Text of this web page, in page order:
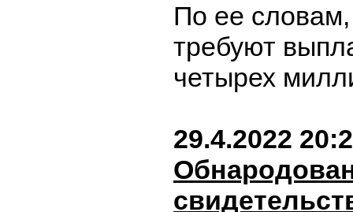
По ее
требуют
четырех
29.4.2022